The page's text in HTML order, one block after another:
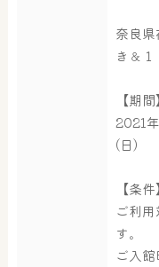
奈良
き＆
【期
2021
(日)
【条
ご利
す。
ご入